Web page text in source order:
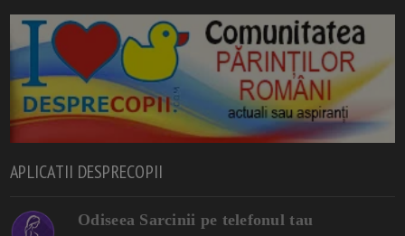
APLICATII DESPRECOPII
Odiseea Sarcinii pe telefonul tau